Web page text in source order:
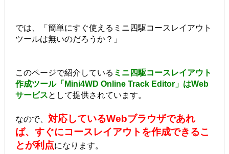
では、「簡単にすぐ使えるミニ四駆コースレイアウト
ツールは無いのだろうか？」
このページで紹介している ミニ四駆コースレイアウト
作成ツール「Mini4WD Online Track Editor」はWeb
サービスとして提供されています。
なので、 対応しているWebブラウザであれ
ば、すぐにコースレイアウトを作成できるこ
とが利点になります。